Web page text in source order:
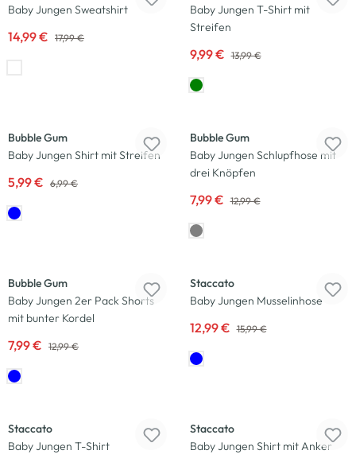
Baby Jungen Sweatshirt
14,99 € 17,99 €
Baby Jungen T-Shirt mit
Streifen
9,99 € 13,99 €
Bubble Gum
Baby Jungen Shirt mit Streifen
5,99 € 6,99 €
Bubble Gum
Baby Jungen Schlupfhose mit
drei Knöpfen
7,99 € 12,99 €
Bubble Gum
Baby Jungen 2er Pack Shorts
mit bunter Kordel
7,99 € 12,99 €
Staccato
Baby Jungen Musselinhose
12,99 € 15,99 €
Staccato
Baby Jungen T-Shirt
Staccato
Baby Jungen Shirt mit Anker